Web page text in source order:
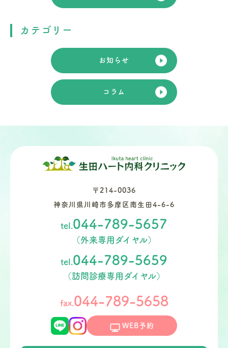
カテゴリー
お知らせ
コラム
〒214-0036
神奈川県川崎市多摩区南生田4-6-6
tel.044-789-5657
（外来専用ダイヤル）
tel.044-789-5659
（訪問診療専用ダイヤル）
fax.044-789-5658
WEB予約